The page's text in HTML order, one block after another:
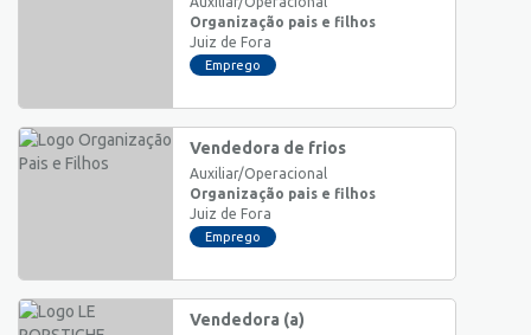
Organização pais e filhos
Juiz de Fora
Emprego
Vendedora de frios
Auxiliar/Operacional
Organização pais e filhos
Juiz de Fora
Emprego
Vendedora (a)